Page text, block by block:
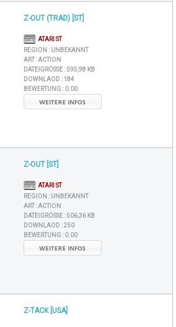
Z-OUT (TRAD) [ST]
ATARI ST
REGION : UNBEKANNT
ART :ACTION
DATEIGRÖSSE : 595,98 KB
DOWNLAOD : 184
BEWERTUNG : 0.00
WEITERE INFOS
Z-OUT [ST]
ATARI ST
REGION : UNBEKANNT
ART :ACTION
DATEIGRÖSSE : 506,36 KB
DOWNLAOD :250
BEWERTUNG : 0.00
WEITERE INFOS
Z-TACK [USA]